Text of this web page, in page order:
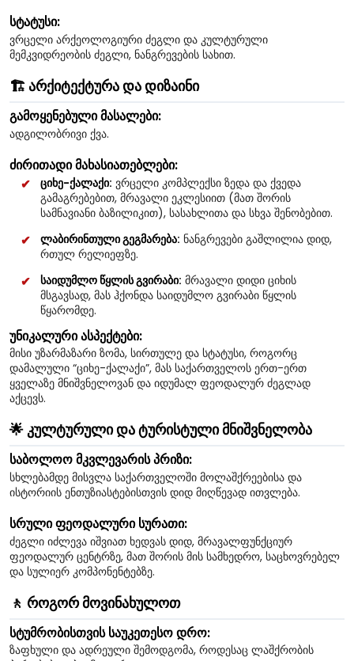
სტატუსი:
ვრცელი არქეოლოგიური ძეგლი და კულტურული
მემკვიდრეობის ძეგლი, ნანგრევების სახით.
🏗️ არქიტექტურა და დიზაინი
გამოყენებული მასალები:
ადგილობრივი ქვა.
ძირითადი მახასიათებლები:
ციხე-ქალაქი: ვრცელი კომპლექსი ზედა და ქვედა
გამაგრებებით, მრავალი ეკლესიით (მათ შორის
სამნავიანი ბაზილიკით), სასახლითა და სხვა შენობებით.
ლაბირინთული გეგმარება: ნანგრევები გაშლილია დიდ,
რთულ რელიეფზე.
საიდუმლო წყლის გვირაბი: მრავალი დიდი ციხის
მსგავსად, მას ჰქონდა საიდუმლო გვირაბი წყლის
წყარომდე.
უნიკალური ასპექტები:
მისი უზარმაზარი ზომა, სირთულე და სტატუსი, როგორც
დამალული “ციხე-ქალაქი”, მას საქართველოს ერთ-ერთ
ყველაზე მნიშვნელოვან და იდუმალ ფეოდალურ ძეგლად
აქცევს.
🌟 კულტურული და ტურისტული მნიშვნელობა
საბოლოო მკვლევარის პრიზი:
სხლებამდე მისვლა საქართველოში მოლაშქრეებისა და
ისტორიის ენთუზიასტებისთვის დიდ მიღწევად ითვლება.
სრული ფეოდალური სურათი:
ძეგლი იძლევა იშვიათ ხედვას დიდ, მრავალფუნქციურ
ფეოდალურ ცენტრზე, მათ შორის მის სამხედრო, საცხოვრებელ
და სულიერ კომპონენტებზე.
🚶 როგორ მოვინახულოთ
სტუმრობისთვის საუკეთესო დრო:
ზაფხული და ადრეული შემოდგომა, როდესაც ლაშქრობის